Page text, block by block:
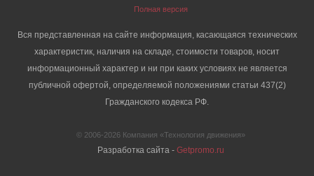
Полная версия
Вся представленная на сайте информация, касающаяся технических
характеристик, наличия на складе, стоимости товаров, носит
информационный характер и ни при каких условиях не является
публичной офертой, определяемой положениями статьи 437(2)
Гражданского кодекса РФ.
© 2006-2026 Компания «Технология движения»
Разработка сайта - Getpromo.ru